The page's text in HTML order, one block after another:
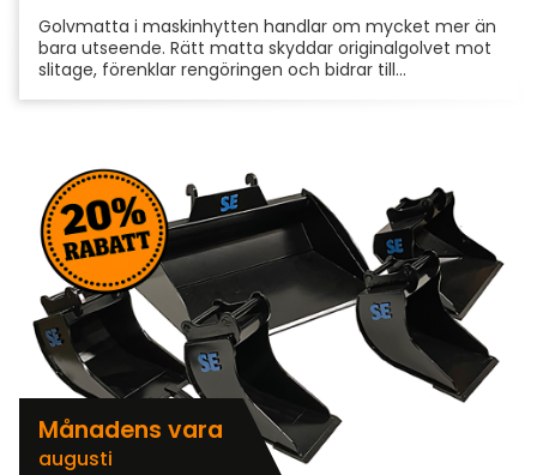
Golvmatta i maskinhytten handlar om mycket mer än
bara utseende. Rätt matta skyddar originalgolvet mot
slitage, förenklar rengöringen och bidrar till...
Månadens vara
augusti